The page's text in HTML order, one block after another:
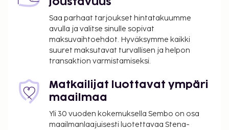
Chicago O’Haren kansainvälinen lentokenttä (ORD) -
17,1 km / 10,6 mi
Chicago, IL (PWK-Chicago Executive) - 29,6 km / 18,4
Chicago, IL (DPA-Dupage) - 41,8 km / 26 mi
Chicago Midway -lentokenttä (MDW) - 60,4 km / 37,6
Majoituspaikan ensisijainen lentokenttä on Chicago
Käytössäsi on ilmainen kiinteä internetyhteys,
Saa parhaat tarjoukset hintatakuumme
avulla ja valitse sinulle sopivat
maksuvaihtoehdot. Hyväksymme kaikki
suuret maksutavat turvallisen ja helpon
transaktion varmistamiseksi.
Matkailijat luottavat ympäri
maailmaa
Yli 30 vuoden kokemuksella Sembo on osa
maailmanlaajuisesti luotettavaa Stena-